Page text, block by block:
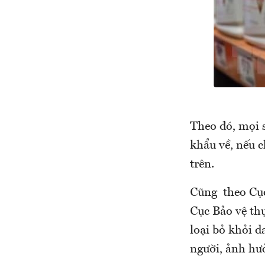
Theo đó, mọi
khẩu về, nếu
trên.
Cũng theo
Cục Bảo vệ
loại bỏ khỏi
người, ảnh